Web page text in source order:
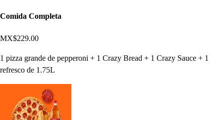
Comida Completa
MX$229.00
1 pizza grande de pepperoni + 1 Crazy Bread + 1 Crazy Sauce + 1
refresco de 1.75L